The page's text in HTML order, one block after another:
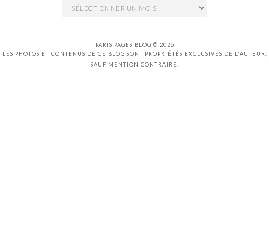
Archives
PARIS PAGES BLOG © 2026
LES PHOTOS ET CONTENUS DE CE BLOG SONT PROPRIÉTÉS EXCLUSIVES DE L'AUTEUR,
SAUF MENTION CONTRAIRE.